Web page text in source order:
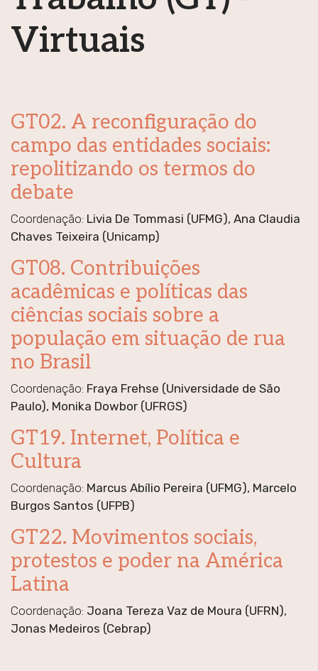
Virtuais
GT02. A reconfiguração do
campo das entidades sociais:
repolitizando os termos do
debate
Coordenação: Livia De Tommasi (UFMG), Ana Claudia
Chaves Teixeira (Unicamp)
GT08. Contribuições
acadêmicas e políticas das
ciências sociais sobre a
população em situação de rua
no Brasil
Coordenação: Fraya Frehse (Universidade de São
Paulo), Monika Dowbor (UFRGS)
GT19. Internet, Política e
Cultura
Coordenação: Marcus Abílio Pereira (UFMG), Marcelo
Burgos Santos (UFPB)
GT22. Movimentos sociais,
protestos e poder na América
Latina
Coordenação: Joana Tereza Vaz de Moura (UFRN),
Jonas Medeiros (Cebrap)